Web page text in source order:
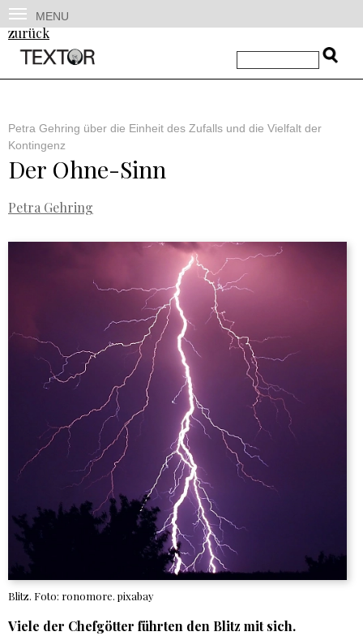
MENU
zurück
Petra Gehring über die Einheit des Zufalls und die Vielfalt der
Kontingenz
Der Ohne-Sinn
Petra Gehring
Blitz. Foto: ronomore. pixabay
Viele der Chefgötter führten den Blitz mit sich.